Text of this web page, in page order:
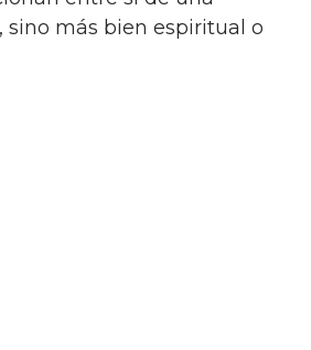
sino más bien espiritual o